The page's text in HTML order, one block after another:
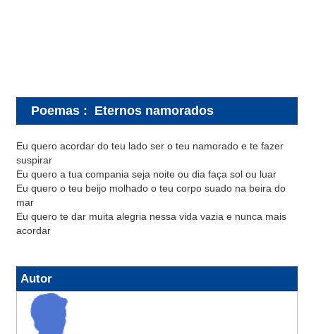
Poemas : Eternos namorados
Eu quero acordar do teu lado ser o teu namorado e te fazer
suspirar
Eu quero a tua compania seja noite ou dia faça sol ou luar
Eu quero o teu beijo molhado o teu corpo suado na beira do
mar
Eu quero te dar muita alegria nessa vida vazia e nunca mais
acordar
Autor